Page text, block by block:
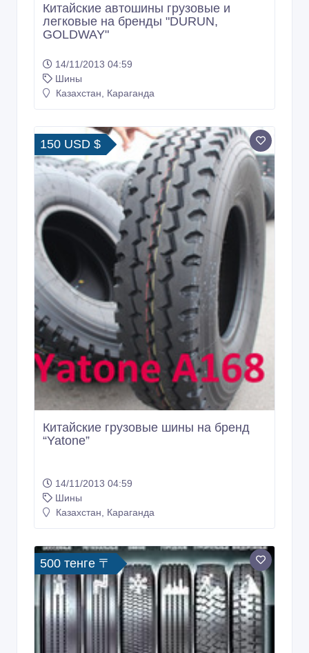
Китайские автошины грузовые и
легковые на бренды "DURUN,
GOLDWAY"
14/11/2013 04:59
Шины
Казахстан, Караганда
150 USD $
Китайские грузовые шины на бренд
“Yatone”
14/11/2013 04:59
Шины
Казахстан, Караганда
500 тенге 〒